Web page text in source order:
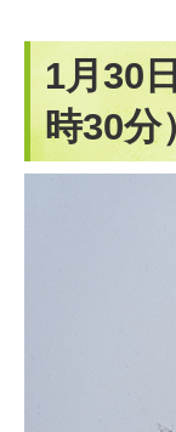
1月30
時30分